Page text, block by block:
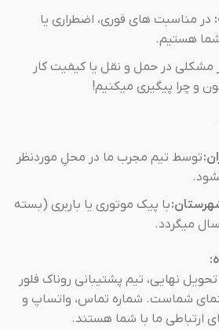
در مناسبت های فوری، اضطراری یا
شما هستیم.
مشکلی در حمل و نقل یا کیفیت کار
و چرا پیگیری میکنیم!
توسط تیم مجرب ما در محلِ موردنظر
با پیک موتوری یا باربری (بسته
میگردد.
نهایی، تیم پشتیبانی روناک فلور
شماست. شماره تماس، واتساپ و
ارتباطی ما با شما هستند.